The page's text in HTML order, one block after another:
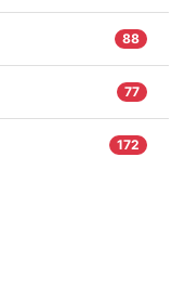
88
77
172